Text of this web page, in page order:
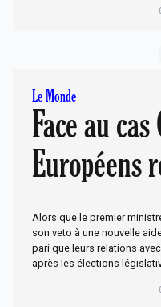
Le Monde
Face au
Européens
Alors que le premier
son veto à une nouvelle
pari que leurs relations
après les élections